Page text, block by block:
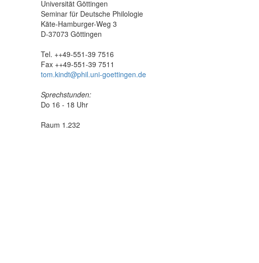
Universität Göttingen
Seminar für Deutsche Philologie
Käte-Hamburger-Weg 3
D-37073 Göttingen
Tel. ++49-551-39 7516
Fax ++49-551-39 7511
tom.kindt@phil.uni-goettingen.de
Sprechstunden:
Do 16 - 18 Uhr
Raum 1.232